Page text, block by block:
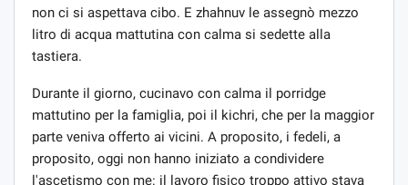
non ci si aspettava cibo. E zhahnuv le assegnò mezzo
litro di acqua mattutina con calma si sedette alla
tastiera.
Durante il giorno, cucinavo con calma il porridge
mattutino per la famiglia, poi il kichri, che per la maggior
parte veniva offerto ai vicini. A proposito, i fedeli, a
proposito, oggi non hanno iniziato a condividere
l'ascetismo con me: il lavoro fisico troppo attivo stava